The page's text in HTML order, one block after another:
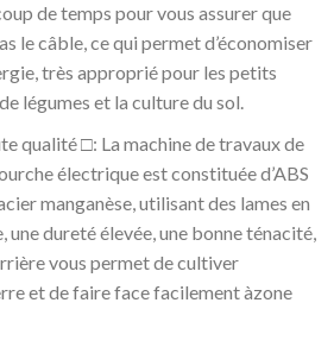
de temps pour vous assurer que
le câble, ce qui permet d’économiser
très approprié pour les petits
légumes et la culture du sol.
qualité □: La machine de travaux de
électrique est constituée d’ABS
manganèse, utilisant des lames en
une dureté élevée, une bonne ténacité,
vous permet de cultiver
et de faire face facilement àzone